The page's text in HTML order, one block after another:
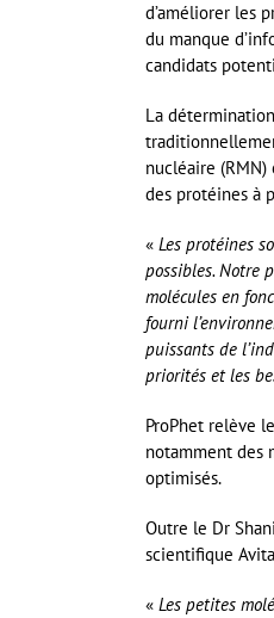
d’améliorer les
du manque
candidats
La
nucléaire
des protéines à
« Les protéines
possibles. Notre
molécules en
fourni
puissants de
priorités et les
ProPhet relève
notamment des
optimisés.
Outre le Dr
scientifique
« Les petites